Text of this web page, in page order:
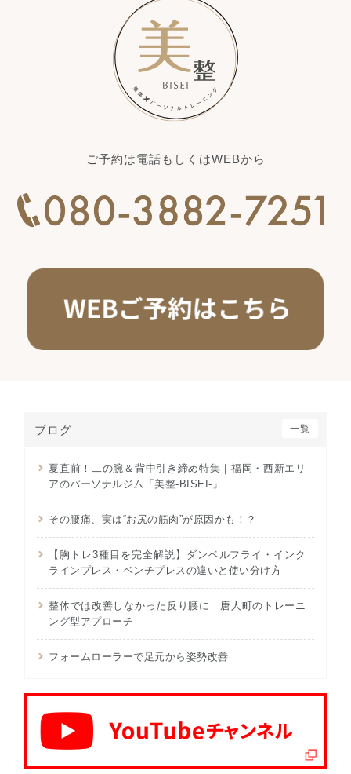
ご予約は電話もしくはWEBから
ブログ 一覧
夏直前！二の腕＆背中引き締め特集｜福岡・西新エリ
アのパーソナルジム「美整-BISEI-」
その腰痛、実は“お尻の筋肉”が原因かも！？
【胸トレ3種目を完全解説】ダンベルフライ・インク
ラインプレス・ベンチプレスの違いと使い分け方
整体では改善しなかった反り腰に｜唐人町のトレーニ
ング型アプローチ
フォームローラーで足元から姿勢改善